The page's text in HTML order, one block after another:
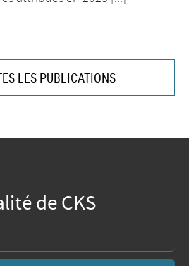
LES PUBLICATIONS
de CKS